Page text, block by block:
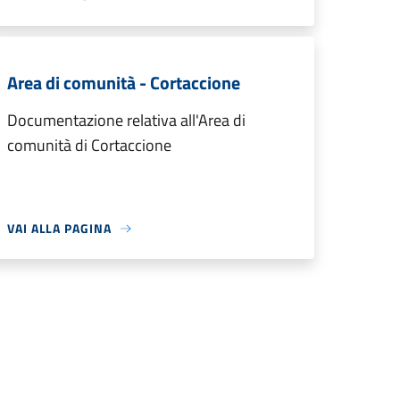
Area di comunità - Cortaccione
Documentazione relativa all'Area di
comunità di Cortaccione
VAI ALLA PAGINA